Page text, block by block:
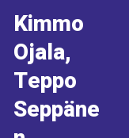
Kimmo
Ojala,
Teppo
Seppäne